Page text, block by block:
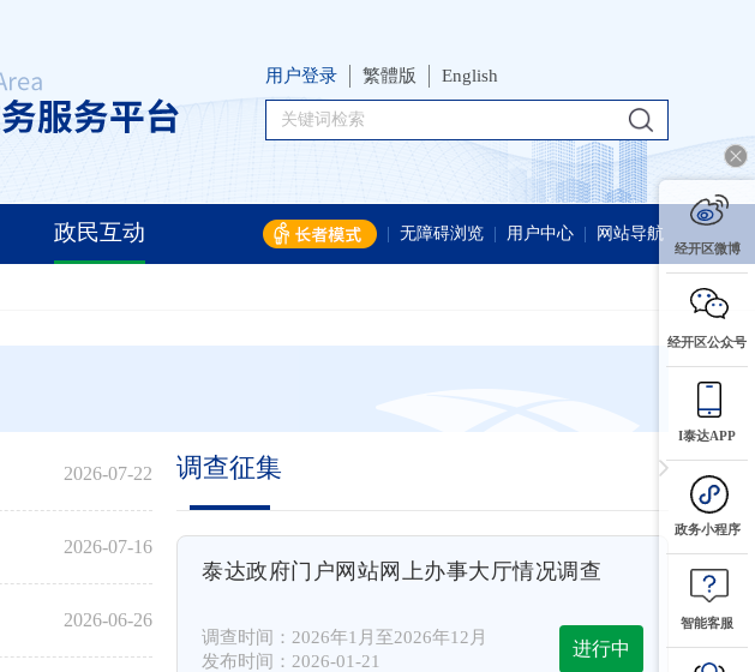
用户登录 繁體版 English
政民互动 无障碍浏览 用户中心 网站导航
2026-07-22
2026-07-16
2026-06-26
调查征集
泰达政府门户网站网上办事大厅情况调查
调查时间：2026年1月至2026年12月
发布时间：2026-01-21
进行中
经开区微博
经开区公众号
I泰达APP
政务小程序
智能客服